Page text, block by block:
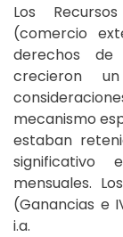
Los
(comercio
derechos
crecieron
mecanismo
estaban
significativo
mensuales.
(Ganancias e
i.a.